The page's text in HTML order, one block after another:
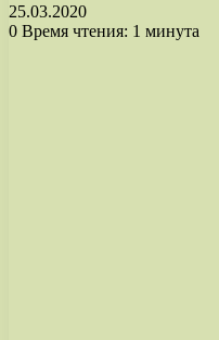
25.03.2020
0 Время чтения: 1 минута